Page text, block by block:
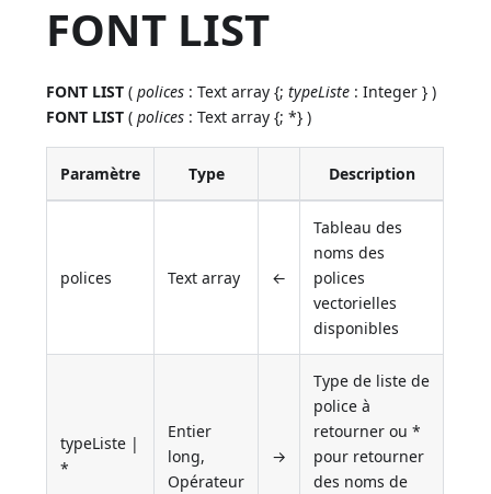
FONT LIST
FONT LIST (polices : Text array {;typeListe : Integer } )
FONT LIST (polices : Text array {; *} )
Paramètre Type Description
polices Text array ←
Tableau des
noms des
polices
vectorielles
disponibles
typeListe |
*
Entier
long,
Opérateur
→
Type de liste de
police à
retourner ou *
pour retourner
des noms de